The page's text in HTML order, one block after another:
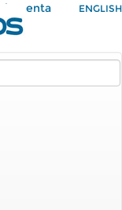
Mi Cuenta ENGLISH